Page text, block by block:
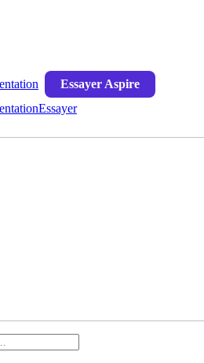
Essayer Aspire
Essayer